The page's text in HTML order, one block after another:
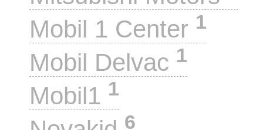
Mobil 1 Center 1
Mobil Delvac 1
Mobil1 1
6